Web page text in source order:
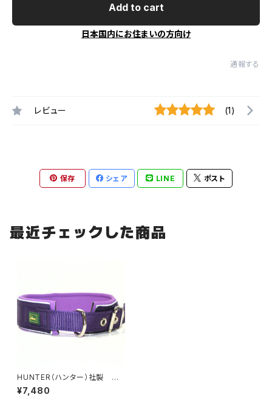
Add to cart
日本国内にお住まいの方向け
通報する
レビュー (1)
保存 シェア LINE ポスト
最近チェックした商品
HUNTER（ハンター）社製 犬
用ネオプレン・ リフレクト首輪
65サイズ
¥7,480